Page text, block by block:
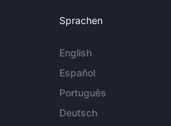
Sprachen
English
Español
Português
Deutsch